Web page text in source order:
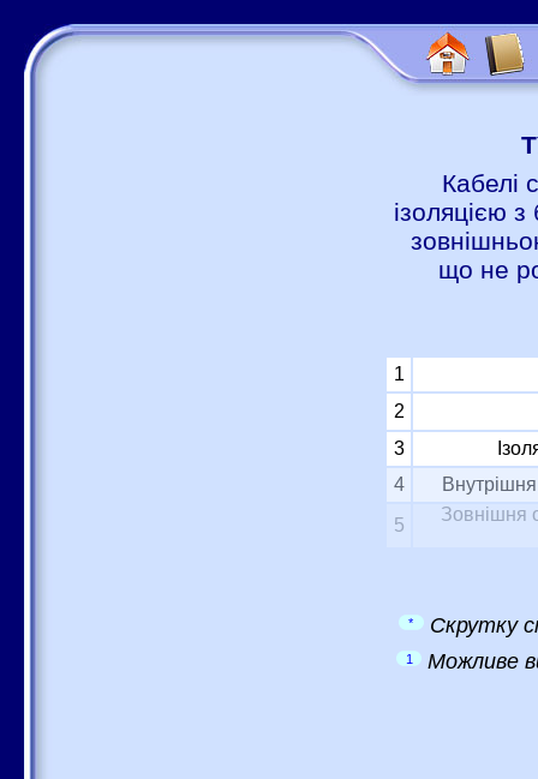
Кабелі
ізоляцією з
що не
1
2
3
4
Внутрішня
5
Зовнішня
* Скрутку
1 Можливе